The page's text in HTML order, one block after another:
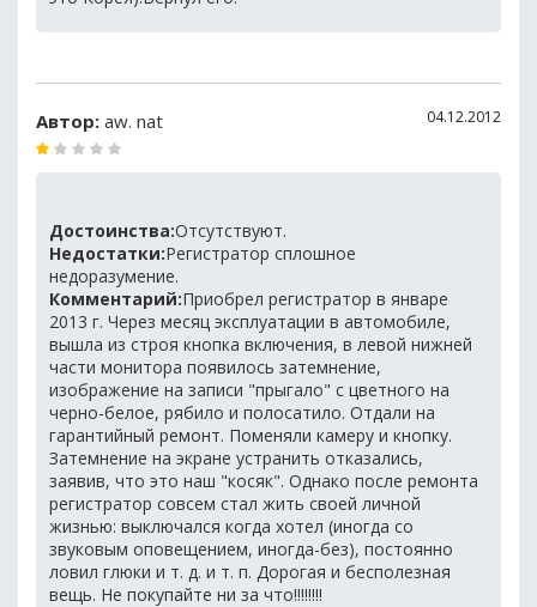
Автор: aw. nat 04.12.2012
Достоинства:Отсутствуют.
Недостатки:Регистратор сплошное
недоразумение.
Комментарий:Приобрел регистратор в январе
2013 г. Через месяц эксплуатации в автомобиле,
вышла из строя кнопка включения, в левой нижней
части монитора появилось затемнение,
изображение на записи "прыгало" с цветного на
черно-белое, рябило и полосатило. Отдали на
гарантийный ремонт. Поменяли камеру и кнопку.
Затемнение на экране устранить отказались,
заявив, что это наш "косяк". Однако после ремонта
регистратор совсем стал жить своей личной
жизнью: выключался когда хотел (иногда со
звуковым оповещением, иногда-без), постоянно
ловил глюки и т. д. и т. п. Дорогая и бесполезная
вещь. Не покупайте ни за что!!!!!!!!